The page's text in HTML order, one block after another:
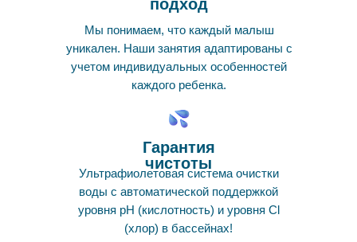
Гарантия
чистоты
подход
Ультрафиолетовая система очистки
воды с автоматической поддержкой
уровня pH (кислотность) и уровня Cl
(хлор) в бассейнах!
Мы понимаем, что каждый малыш
уникален. Наши занятия адаптированы с
учетом индивидуальных особенностей
каждого ребенка.